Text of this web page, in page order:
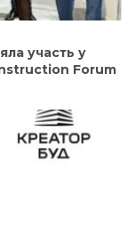
участь у
Forum